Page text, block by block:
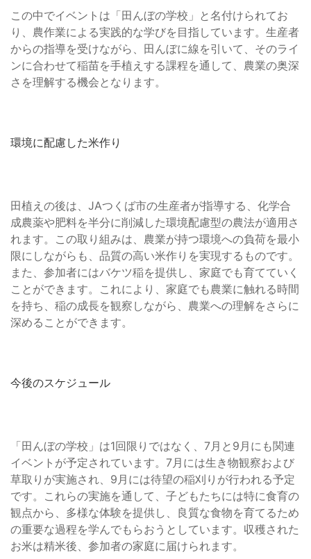
この中でイベントは「田んぼの学校」と名付けられてお
り、農作業による実践的な学びを目指しています。生産者
からの指導を受けながら、田んぼに線を引いて、そのライ
ンに合わせて稲苗を手植えする課程を通して、農業の奥深
さを理解する機会となります。
環境に配慮した米作り
田植えの後は、JAつくば市の生産者が指導する、化学合
成農薬や肥料を半分に削減した環境配慮型の農法が適用さ
れます。この取り組みは、農業が持つ環境への負荷を最小
限にしながらも、品質の高い米作りを実現するものです。
また、参加者にはバケツ稲を提供し、家庭でも育てていく
ことができます。これにより、家庭でも農業に触れる時間
を持ち、稲の成長を観察しながら、農業への理解をさらに
深めることができます。
今後のスケジュール
「田んぼの学校」は1回限りではなく、7月と9月にも関連
イベントが予定されています。7月には生き物観察および
草取りが実施され、9月には待望の稲刈りが行われる予定
です。これらの実施を通して、子どもたちには特に食育の
観点から、多様な体験を提供し、良質な食物を育てるため
の重要な過程を学んでもらおうとしています。収穫された
お米は精米後、参加者の家庭に届けられます。